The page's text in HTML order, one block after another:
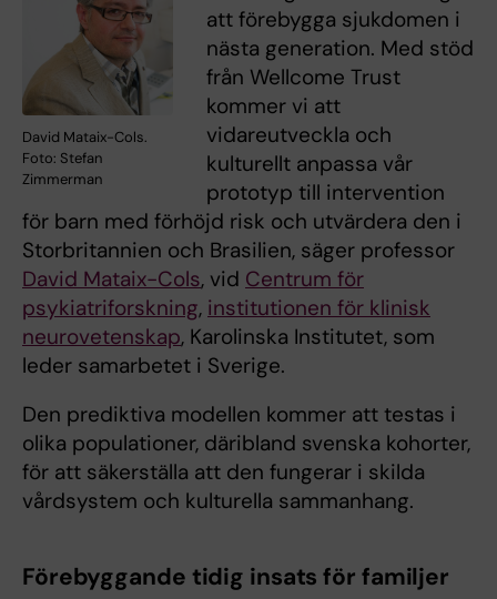
David Mataix-Cols.
Foto: Stefan
Zimmerman
att förebygga sjukdomen i
nästa generation. Med stöd
från Wellcome Trust
kommer vi att
vidareutveckla och
kulturellt anpassa vår
prototyp till intervention
för barn med förhöjd risk och utvärdera den i
Storbritannien och Brasilien, säger professor
David Mataix-Cols, vid Centrum för
psykiatriforskning, institutionen för klinisk
neurovetenskap, Karolinska Institutet, som
leder samarbetet i Sverige.
Den prediktiva modellen kommer att testas i
olika populationer, däribland svenska kohorter,
för att säkerställa att den fungerar i skilda
vårdsystem och kulturella sammanhang.
Förebyggande tidig insats för familjer